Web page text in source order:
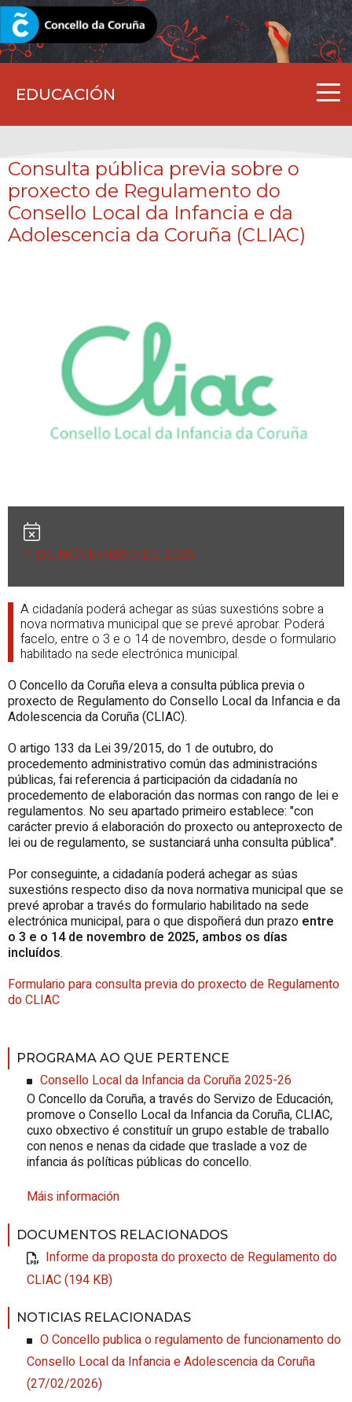
EDUCACIÓN
CORUNA.GAL
Consulta pública previa sobre o
proxecto de Regulamento do
Consello Local da Infancia e da
Adolescencia da Coruña (CLIAC)
11 DE NOVEMBRO DE 2025
A cidadanía poderá achegar as súas suxestións sobre a
nova normativa municipal que se prevé aprobar. Poderá
facelo, entre o 3 e o 14 de novembro, desde o formulario
habilitado na sede electrónica municipal.
O Concello da Coruña eleva a consulta pública previa o
proxecto de Regulamento do Consello Local da Infancia e da
Adolescencia da Coruña (CLIAC).
O artigo 133 da Lei 39/2015, do 1 de outubro, do
procedemento administrativo común das administracións
públicas, fai referencia á participación da cidadanía no
procedemento de elaboración das normas con rango de lei e
regulamentos. No seu apartado primeiro establece: "con
carácter previo á elaboración do proxecto ou anteproxecto de
lei ou de regulamento, se sustanciará unha consulta pública".
Por conseguinte, a cidadanía poderá achegar as súas
suxestións respecto diso da nova normativa municipal que se
prevé aprobar a través do formulario habilitado na sede
electrónica municipal, para o que dispoñerá dun prazo entre
o 3 e o 14 de novembro de 2025, ambos os días
incluídos.
Formulario para consulta previa do proxecto de Regulamento
do CLIAC
PROGRAMA AO QUE PERTENCE
Consello Local da Infancia da Coruña 2025-26
O Concello da Coruña, a través do Servizo de Educación,
promove o Consello Local da Infancia da Coruña, CLIAC,
cuxo obxectivo é constituír un grupo estable de traballo
con nenos e nenas da cidade que traslade a voz de
infancia ás políticas públicas do concello.
Máis información
DOCUMENTOS RELACIONADOS
Informe da proposta do proxecto de Regulamento do
CLIAC (194 KB)
NOTICIAS RELACIONADAS
O Concello publica o regulamento de funcionamento do
Consello Local da Infancia e Adolescencia da Coruña
(27/02/2026)